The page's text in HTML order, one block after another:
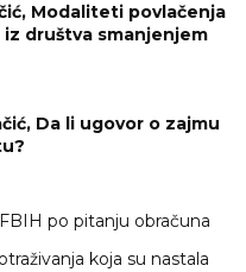
Modaliteti povlačenja
društva smanjenjem
Da li ugovor o zajmu
po pitanju obračuna
koja su nastala